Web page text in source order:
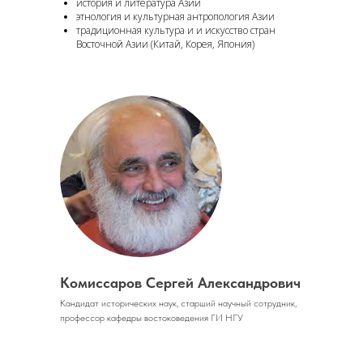
этнология и культурная антропология Азии
традиционная культура и и искусство стран
Восточной Азии (Китай, Корея, Япония)
Комиссаров Сергей Александрович
Кандидат исторических наук, старший научный сотрудник,
профессор кафедры востоковедения ГИ НГУ